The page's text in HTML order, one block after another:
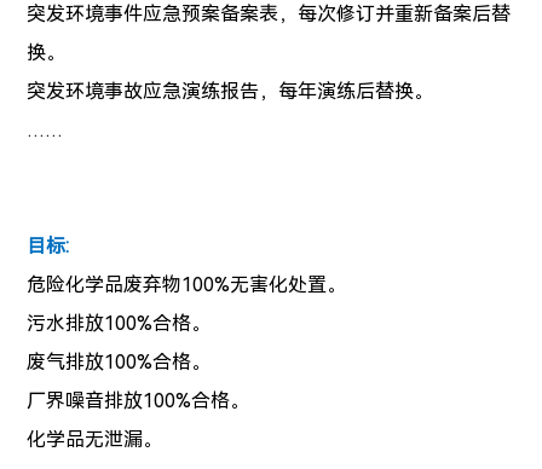
突发环境事件应急预案备案表，每次修订并重新备案后替
换。
突发环境事故应急演练报告，每年演练后替换。
……
目标:
危险化学品废弃物100%无害化处置。
污水排放100%合格。
废气排放100%合格。
厂界噪音排放100%合格。
化学品无泄漏。